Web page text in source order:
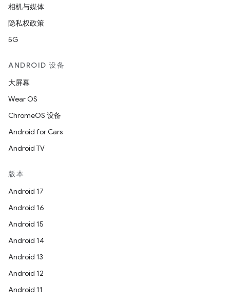
相机与媒体
隐私权政策
5G
ANDROID 设备
大屏幕
Wear OS
ChromeOS 设备
Android for Cars
Android TV
版本
Android 17
Android 16
Android 15
Android 14
Android 13
Android 12
Android 11